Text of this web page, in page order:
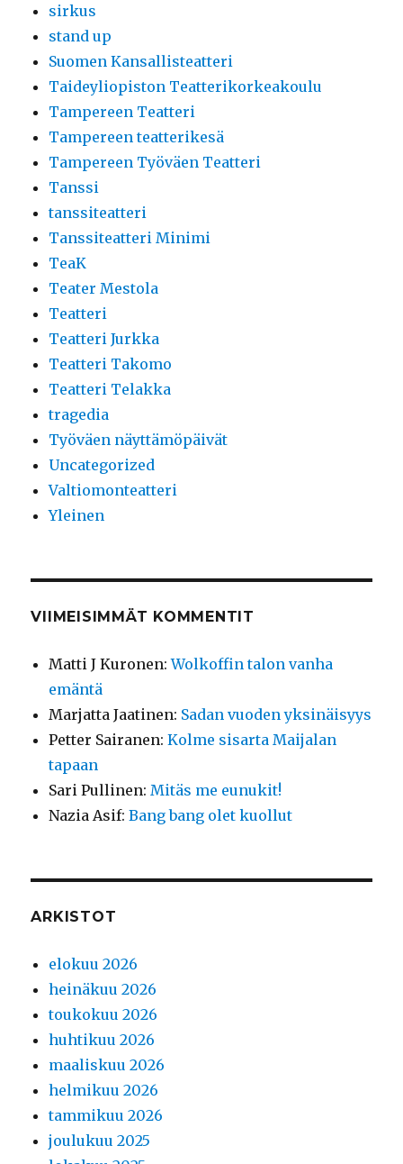
sirkus
stand up
Suomen Kansallisteatteri
Taideyliopiston Teatterikorkeakoulu
Tampereen Teatteri
Tampereen teatterikesä
Tampereen Työväen Teatteri
Tanssi
tanssiteatteri
Tanssiteatteri Minimi
TeaK
Teater Mestola
Teatteri
Teatteri Jurkka
Teatteri Takomo
Teatteri Telakka
tragedia
Työväen näyttämöpäivät
Uncategorized
Valtiomonteatteri
Yleinen
VIIMEISIMMÄT KOMMENTIT
Matti J Kuronen:Wolkoffin talon vanha
emäntä
Marjatta Jaatinen: Sadan vuoden yksinäisyys
Petter Sairanen:Kolme sisarta Maijalan
tapaan
Sari Pullinen: Mitäs me eunukit!
Nazia Asif:Bang bang olet kuollut
ARKISTOT
elokuu 2026
heinäkuu 2026
toukokuu 2026
huhtikuu 2026
maaliskuu 2026
helmikuu 2026
tammikuu 2026
joulukuu 2025